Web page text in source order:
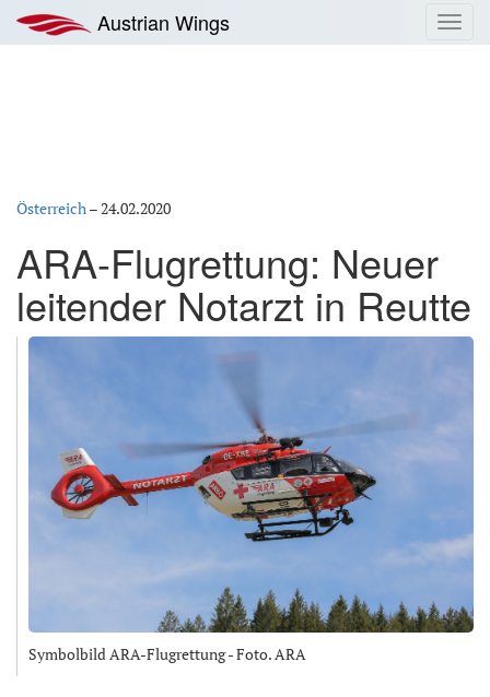
Inhalt
springen
Austrian Wings
Österreich–24.02.2020
ARA-Flugrettung: Neuer
leitender Notarzt in Reutte
Symbolbild ARA-Flugrettung - Foto. ARA